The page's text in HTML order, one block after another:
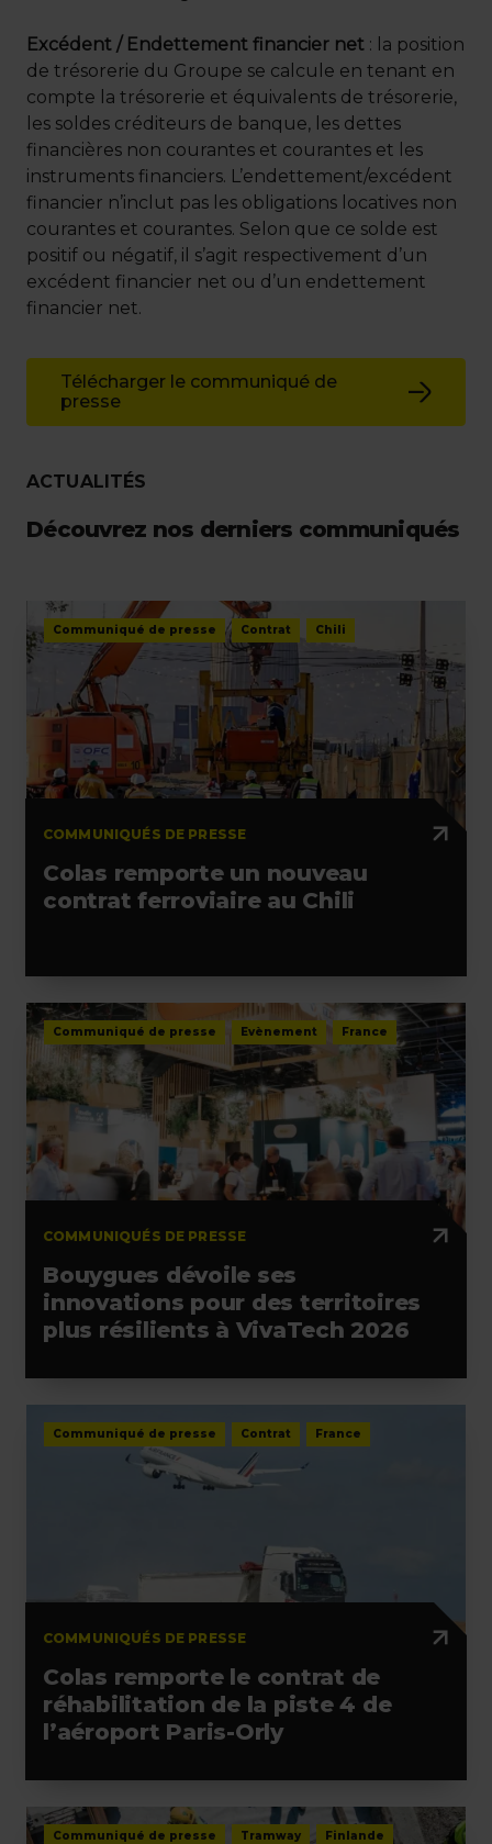
Excédent / Endettement financier net : la position
de trésorerie du Groupe se calcule en tenant en
compte la trésorerie et équivalents de trésorerie,
les soldes créditeurs de banque, les dettes
financières non courantes et courantes et les
instruments financiers. L’endettement/excédent
financier n’inclut pas les obligations locatives non
courantes et courantes. Selon que ce solde est
positif ou négatif, il s’agit respectivement d’un
excédent financier net ou d’un endettement
financier net.
Télécharger le communiqué de
presse
ACTUALITÉS
Découvrez nos derniers communiqués
Communiqué de presse Contrat Chili
COMMUNIQUÉS DE PRESSE
Colas remporte un nouveau
contrat ferroviaire au Chili
Communiqué de presse Evènement France
COMMUNIQUÉS DE PRESSE
Bouygues dévoile ses
innovations pour des territoires
plus résilients à VivaTech 2026
Communiqué de presse Contrat France
COMMUNIQUÉS DE PRESSE
Colas remporte le contrat de
réhabilitation de la piste 4 de
l’aéroport Paris-Orly
Communiqué de presse Tramway Finlande